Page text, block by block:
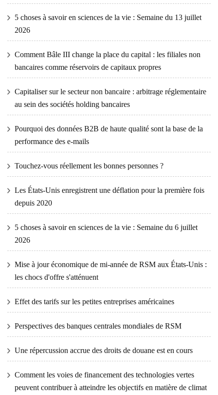
5 choses à savoir en sciences de la vie : Semaine du 13 juillet
2026
Comment Bâle III change la place du capital : les filiales non
bancaires comme réservoirs de capitaux propres
Capitaliser sur le secteur non bancaire : arbitrage réglementaire
au sein des sociétés holding bancaires
Pourquoi des données B2B de haute qualité sont la base de la
performance des e-mails
Touchez-vous réellement les bonnes personnes ?
Les États-Unis enregistrent une déflation pour la première fois
depuis 2020
5 choses à savoir en sciences de la vie : Semaine du 6 juillet
2026
Mise à jour économique de mi-année de RSM aux États-Unis :
les chocs d'offre s'atténuent
Effet des tarifs sur les petites entreprises américaines
Perspectives des banques centrales mondiales de RSM
Une répercussion accrue des droits de douane est en cours
Comment les voies de financement des technologies vertes
peuvent contribuer à atteindre les objectifs en matière de climat